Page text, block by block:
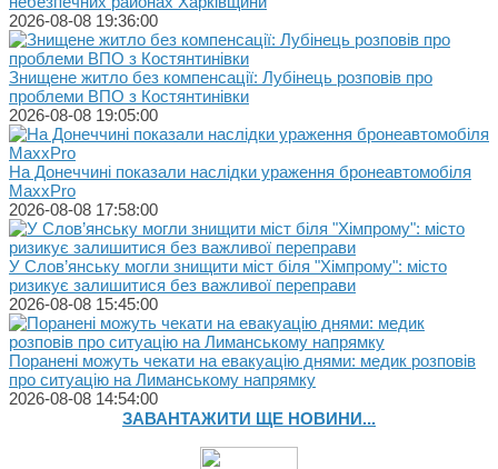
2026-08-08 19:36:00
Знищене житло без компенсації: Лубінець розповів про
проблеми ВПО з Костянтинівки
2026-08-08 19:05:00
На Донеччині показали наслідки ураження бронеавтомобіля
MaxxPro
2026-08-08 17:58:00
У Слов’янську могли знищити міст біля "Хімпрому": місто
ризикує залишитися без важливої переправи
2026-08-08 15:45:00
Поранені можуть чекати на евакуацію днями: медик розповів
про ситуацію на Лиманському напрямку
2026-08-08 14:54:00
ЗАВАНТАЖИТИ ЩЕ НОВИНИ...